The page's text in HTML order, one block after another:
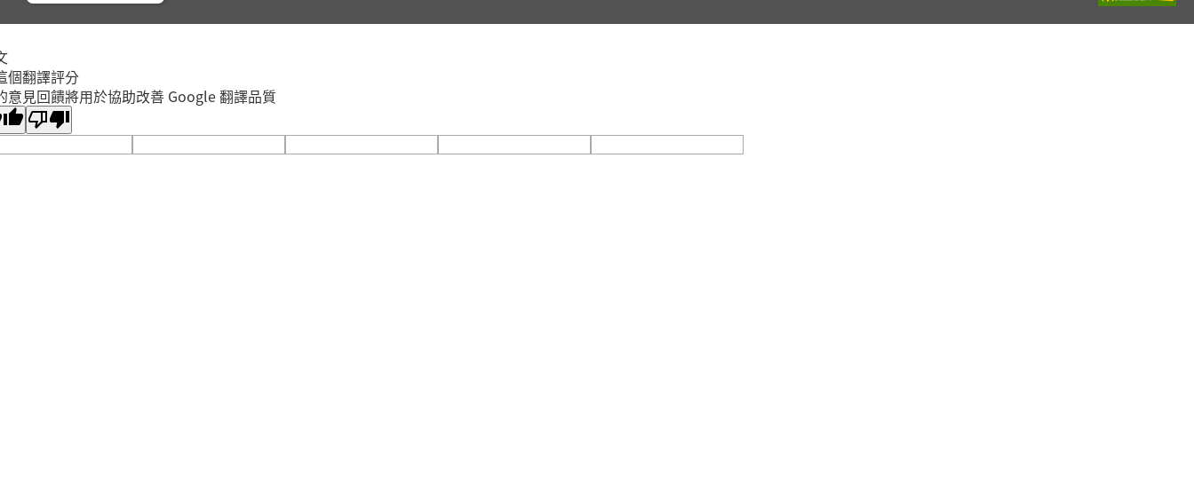
個翻譯評分
意見回饋將用於協助改善 Google 翻譯品質